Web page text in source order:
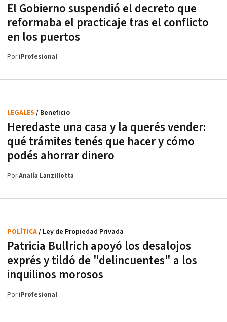
El Gobierno suspendió el decreto que
reformaba el practicaje tras el conflicto
en los puertos
PoriProfesional
Heredaste una casa y la querés vender:
qué trámites tenés que hacer y cómo
podés ahorrar dinero
LEGALES / Beneficio
PorAnalía Lanzillotta
Patricia Bullrich apoyó los desalojos
exprés y tildó de "delincuentes" a los
inquilinos morosos
POLÍTICA/ Ley de Propiedad Privada
PoriProfesional